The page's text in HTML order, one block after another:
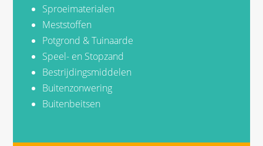
Sproeimaterialen
Meststoffen
Potgrond & Tuinaarde
Speel- en Stopzand
Bestrijdingsmiddelen
Buitenzonwering
Buitenbeitsen